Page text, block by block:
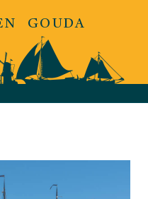
GOUDA